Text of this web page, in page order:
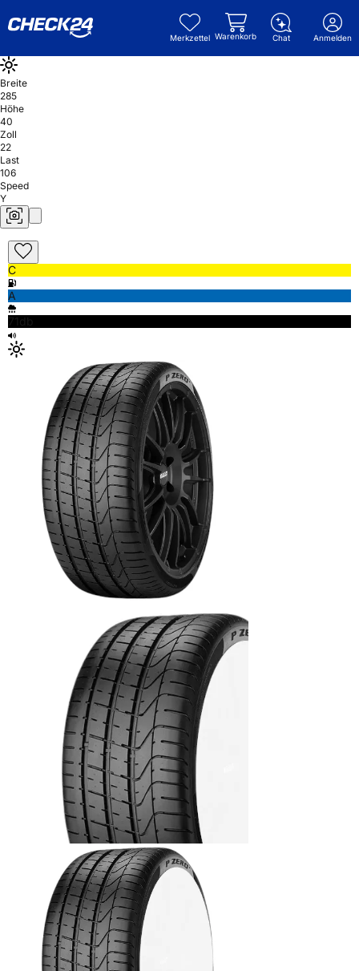
Merkzettel Warenkorb Chat Anmelden
Breite
285
Höhe
40
Zoll
22
Last
106
Speed
Y
C
A
71db